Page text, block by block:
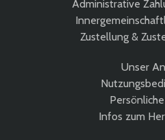
Administrative
Zustellung &
Unser
Infos zum